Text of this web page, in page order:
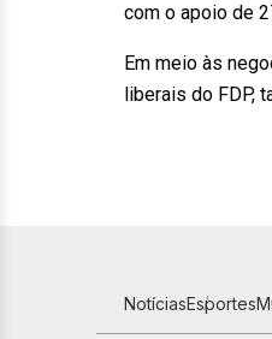
com o apoio de
Em meio às
liberais do FDP,
NotíciasEsportes